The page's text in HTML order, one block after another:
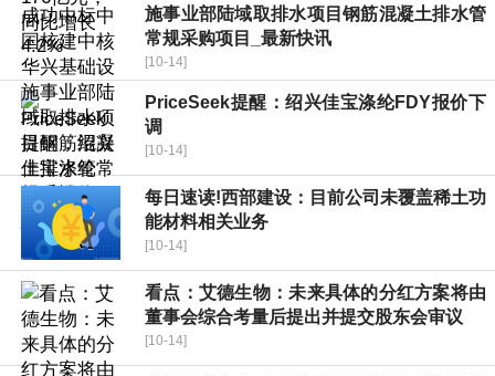
施事业部陆域取排水项目钢筋混凝土排水管
常规采购项目_最新快讯
[10-14]
PriceSeek提醒：绍兴佳宝涤纶FDY报价下
调
[10-14]
每日速读!西部建设：目前公司未覆盖稀土功
能材料相关业务
[10-14]
看点：艾德生物：未来具体的分红方案将由
董事会综合考量后提出并提交股东会审议
[10-14]